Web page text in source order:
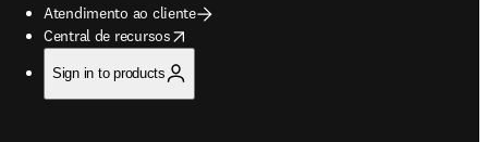
Atendimento ao cliente
Central de recursos
opens in new tab/window
Sign in to products